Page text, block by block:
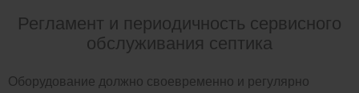
Регламент и периодичность сервисного
обслуживания септика
Оборудование должно своевременно и регулярно